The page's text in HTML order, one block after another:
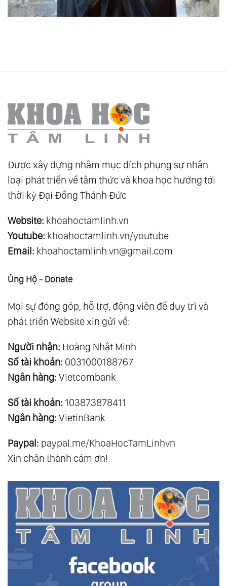
Được xây dựng nhằm mục đích phụng sự nhân
loại phát triển về tâm thức và khoa học hướng tới
thời kỳ Đại Đồng Thánh Đức
Website: khoahoctamlinh.vn
Youtube: khoahoctamlinh.vn/youtube
Email: khoahoctamlinh.vn@gmail.com
Ủng Hộ - Donate
Mọi sự đóng góp, hỗ trợ, động viên để duy trì và
phát triển Website xin gửi về:
Người nhận: Hoàng Nhật Minh
Số tài khoản: 0031000188767
Ngân hàng: Vietcombank
Số tài khoản: 103873878411
Ngân hàng: VietinBank
Paypal: paypal.me/KhoaHocTamLinhvn
Xin chân thành cám ơn!